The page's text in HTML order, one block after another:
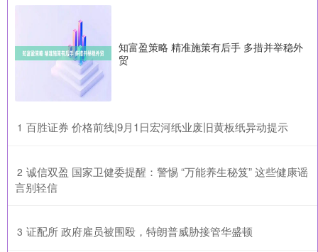
知富盈策略 精准施策有后手 多措并举稳外
贸
1 ​百胜证券 价格前线|9月1日宏河纸业废旧黄板纸异动提示
2 ​诚信双盈 国家卫健委提醒：警惕 “万能养生秘笈” 这些健康谣
言别轻信
3 ​证配所 政府雇员被围殴，特朗普威胁接管华盛顿